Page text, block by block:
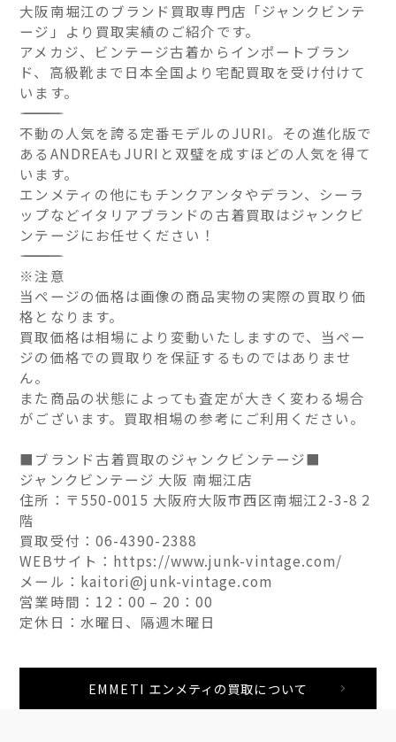
大阪南堀江のブランド買取専門店「ジャンクビンテ
ージ」より買取実績のご紹介です。
アメカジ、ビンテージ古着からインポートブラン
ド、高級靴まで日本全国より宅配買取を受け付けて
います。
――――――――――――――
不動の人気を誇る定番モデルのJURI。その進化版で
あるANDREAもJURIと双璧を成すほどの人気を得て
います。
エンメティの他にもチンクアンタやデラン、シーラ
ップなどイタリアブランドの古着買取はジャンクビ
ンテージにお任せください！
――――――――――――――
※注意
当ページの価格は画像の商品実物の実際の買取り価
格となります。
買取価格は相場により変動いたしますので、当ペー
ジの価格での買取りを保証するものではありませ
ん。
また商品の状態によっても査定が大きく変わる場合
がございます。買取相場の参考にご利用ください。
■ブランド古着買取のジャンクビンテージ■
ジャンクビンテージ 大阪 南堀江店
住所：〒550-0015 大阪府大阪市西区南堀江2-3-8 2
階
買取受付：06-4390-2388
WEBサイト：https://www.junk-vintage.com/
メール：kaitori@junk-vintage.com
営業時間：12：00 – 20：00
定休日：水曜日、隔週木曜日
EMMETI エンメティの買取について